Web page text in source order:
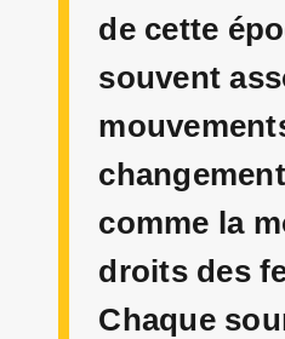
de cette
souvent
comme la
droits des
Chaque